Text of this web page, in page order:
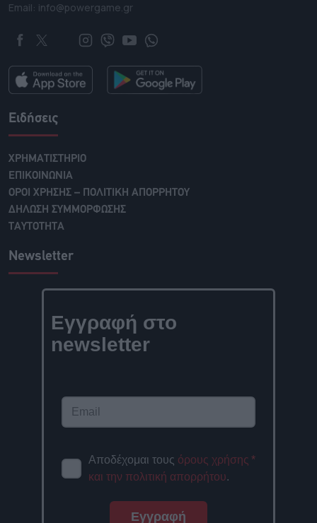
Email: info@powergame.gr
Ειδήσεις
ΧΡΗΜΑΤΙΣΤΗΡΙΟ
ΕΠΙΚΟΙΝΩΝΙΑ
ΟΡΟΙ ΧΡΗΣΗΣ – ΠΟΛΙΤΙΚΗ ΑΠΟΡΡΗΤΟΥ
ΔΗΛΩΣΗ ΣΥΜΜΟΡΦΩΣΗΣ
ΤΑΥΤΟΤΗΤΑ
Newsletter
Εγγραφή στο
newsletter
Αποδέχομαι τους όρους χρήσης
και την πολιτική απορρήτου.
*
Εγγραφή